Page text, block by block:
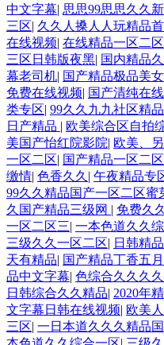
中文字幕| 思思99思思久久
三区| 久久人搡人人玩精品
在线视频| 在线精品一区二
三区日韩版夜黑| 国内精品
幕老司机| 国产精品极品美
免费在线视频| 国产清纯在
类专区| 99久久九九社区精品
日产精品 | 欧美综合区自拍
美国产怡红院影院| 欧美、
一区二区| 国产精品一区二
缴情| 色香久久 | 午夜精品专
99久久精品国产一区二区蜜
久国产精品三级网 | 免费久
一区二区三| 一本色道久久
三级久久一区二区| 日韩精
天有精品| 国产精品丁香五
品中文字幕| 色综合久久久
日韩综合久久精品| 2020年
文字幕日韩在线视频| 欧美
三区| 一日本道久久久精品